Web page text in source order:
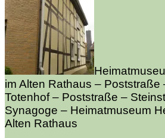
im Alten Rathaus – Poststraße
Totenhof – Poststraße –
Synagoge – Heimatmuseum
Alten Rathaus